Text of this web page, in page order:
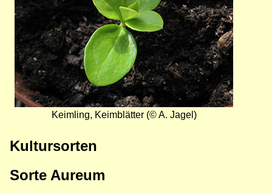
Keimling, Keimblätter (© A. Jagel)
Kultursorten
Sorte Aureum